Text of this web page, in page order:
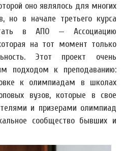
оно являлось для многих
но в начале третьего курса
в АПО — Ассоциацию
на тот момент только
Этот проект очень
подходом к преподаванию:
к олимпиадам в школах
вузов, которые в свое
и призерами олимпиад
сообщество бывших и